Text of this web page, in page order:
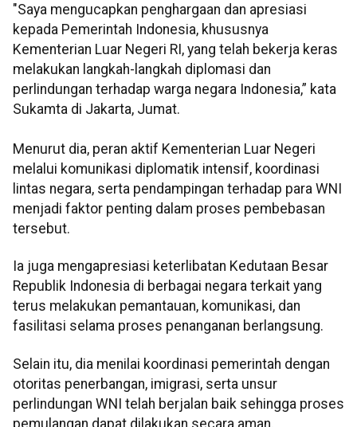
"Saya mengucapkan penghargaan dan apresiasi
kepada Pemerintah Indonesia, khususnya
Kementerian Luar Negeri RI, yang telah bekerja keras
melakukan langkah-langkah diplomasi dan
perlindungan terhadap warga negara Indonesia,” kata
Sukamta di Jakarta, Jumat.
Menurut dia, peran aktif Kementerian Luar Negeri
melalui komunikasi diplomatik intensif, koordinasi
lintas negara, serta pendampingan terhadap para WNI
menjadi faktor penting dalam proses pembebasan
tersebut.
Ia juga mengapresiasi keterlibatan Kedutaan Besar
Republik Indonesia di berbagai negara terkait yang
terus melakukan pemantauan, komunikasi, dan
fasilitasi selama proses penanganan berlangsung.
Selain itu, dia menilai koordinasi pemerintah dengan
otoritas penerbangan, imigrasi, serta unsur
perlindungan WNI telah berjalan baik sehingga proses
pemulangan dapat dilakukan secara aman.